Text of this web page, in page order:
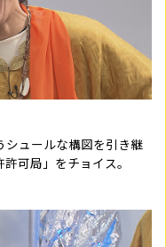
シュールな構図を引き継
可局」をチョイス。